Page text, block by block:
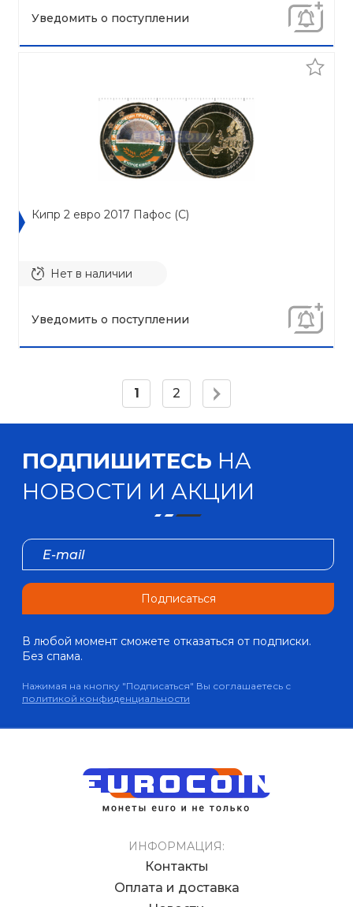
Уведомить о поступлении
Кипр 2 евро 2017 Пафос (C)
Нет в наличии
Уведомить о поступлении
1 2
ПОДПИШИТЕСЬ НА
НОВОСТИ И АКЦИИ
Подписаться
В любой момент сможете отказаться от подписки.
Без спама.
Нажимая на кнопку "Подписаться" Вы соглашаетесь с
политикой конфиденциальности
ИНФОРМАЦИЯ:
Контакты
Оплата и доставка